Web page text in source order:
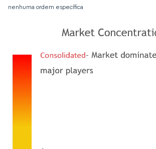
nenhuma ordem específica